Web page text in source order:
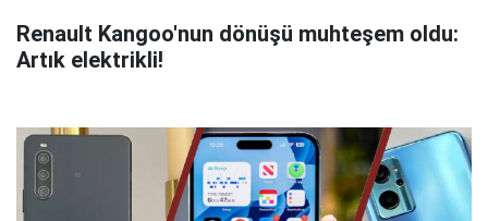
Renault Kangoo'nun dönüşü muhteşem oldu:
Artık elektrikli!